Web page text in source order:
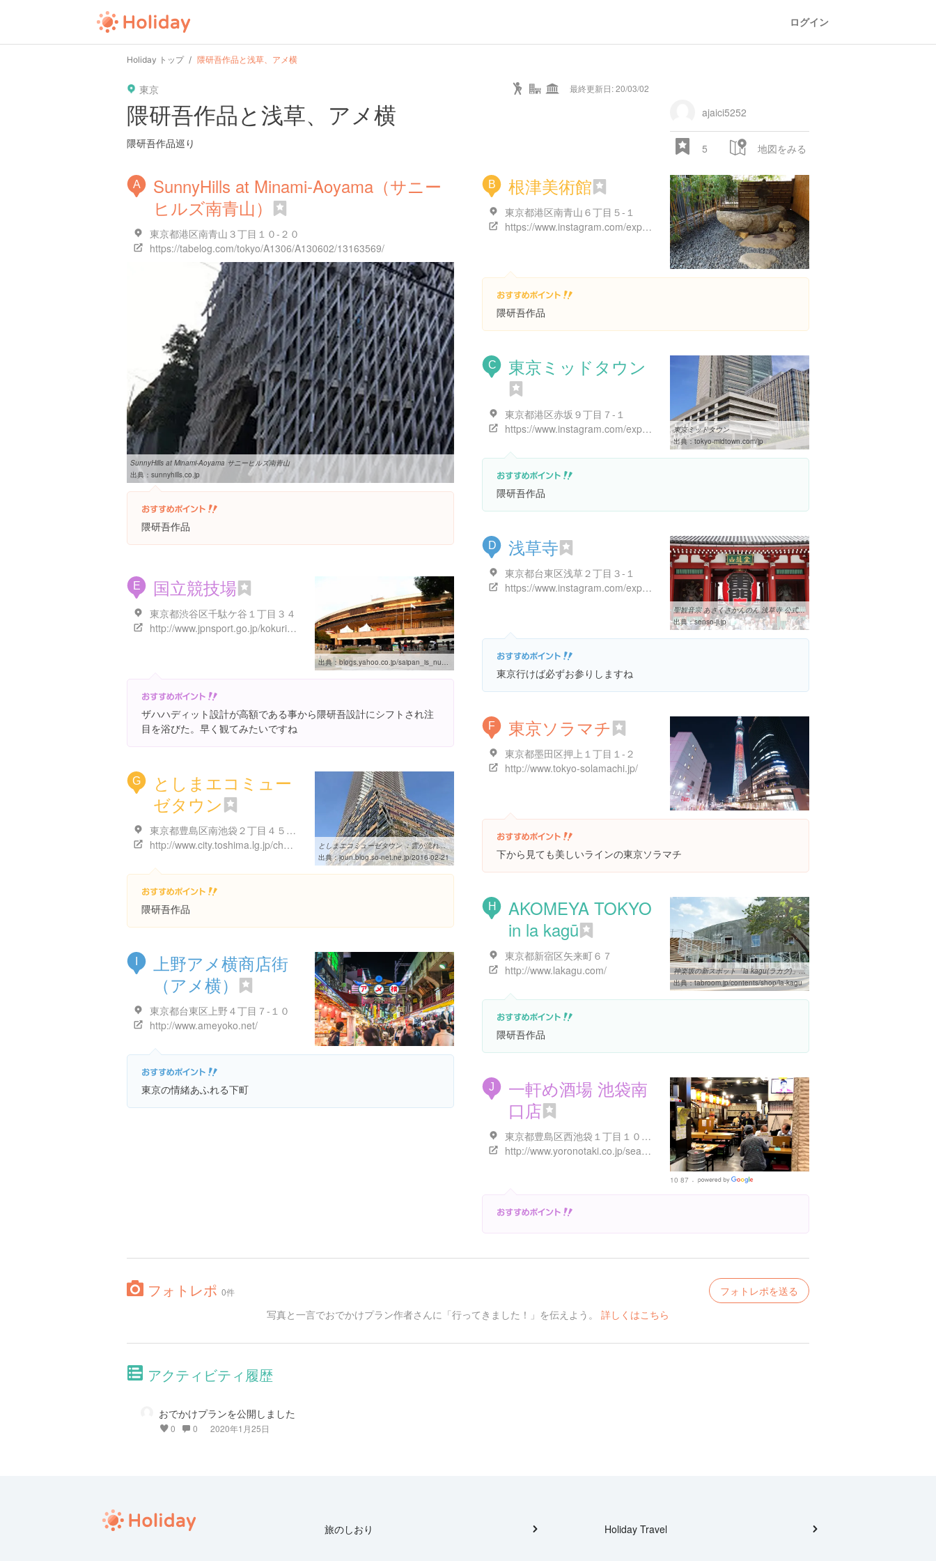
ログイン
Holiday トップ 隈研吾作品と浅草、アメ横
東京 最終更新日: 20/03/02
隈研吾作品と浅草、アメ横
隈研吾作品巡り
ajaici5252
5 地図をみる
A
SunnyHills at Minami-Aoyama（サニー
ヒルズ南青山）
東京都港区南青山３丁目１０-２０
https://tabelog.com/tokyo/A1306/A130602/13163569/
SunnyHills at Minami-Aoyama サニーヒルズ南青山
出典： sunnyhills.co.jp
隈研吾作品
B 根津美術館
東京都港区南青山６丁目５-１
https://www.instagram.com/explore/locations/213549297
隈研吾作品
C 東京ミッドタウン
東京都港区赤坂９丁目７-１
https://www.instagram.com/explore/locations/1036532
東京ミッドタウン
出典： tokyo-midtown.com/jp
隈研吾作品
D 浅草寺
東京都台東区浅草２丁目３-１
https://www.instagram.com/explore/locations/238666655
聖観音宗 あさくさかんのん 浅草寺 公式サイト
出典：senso-ji.jp
東京行けば必ずお参りしますね
E 国立競技場
東京都渋谷区千駄ケ谷１丁目３４
http://www.jpnsport.go.jp/kokuritu/
出典： blogs.yahoo.co.jp/saipan_is_number1/58788578.html
ザハハディット設計が高額である事から隈研吾設計にシフトされ注
目を浴びた。早く観てみたいですね
F 東京ソラマチ
東京都墨田区押上１丁目１-２
http://www.tokyo-solamachi.jp/
下から見ても美しいラインの東京ソラマチ
G
としまエコミュー
ゼタウン
東京都豊島区南池袋２丁目４５-３
http://www.city.toshima.lg.jp/chosha/index.html
としまエコミューゼタウン ：雲が流れる如く：So-netブログ
出典：joun.blog.so-net.ne.jp/2016-02-21
隈研吾作品 H
AKOMEYA TOKYO
in la kagū
東京都新宿区矢来町６７
http://www.lakagu.com/
神楽坂の新スポット「la kagu(ラカグ)」は新世代のキュレーション ...
出典：tabroom.jp/contents/shop/la-kagu
隈研吾作品
上野アメ横商店街
（アメ横）
東京都台東区上野４丁目７-１０
http://www.ameyoko.net/
東京の情緒あふれる下町 J
一軒め酒場 池袋南
口店
東京都豊島区西池袋１丁目１０-１５ 養老乃瀧池袋ビル 1階
http://www.yoronotaki.co.jp/search/detail.html?CN=4094
10 87
Places
フォトレポ 0件
フォトレポを送る
写真と一言でおでかけプラン作者さんに「行ってきました！」を伝えよう。 詳しくはこちら
アクティビティ履歴
おでかけプランを公開しました
0 0 2020年1月25日
旅のしおり Holiday Travel